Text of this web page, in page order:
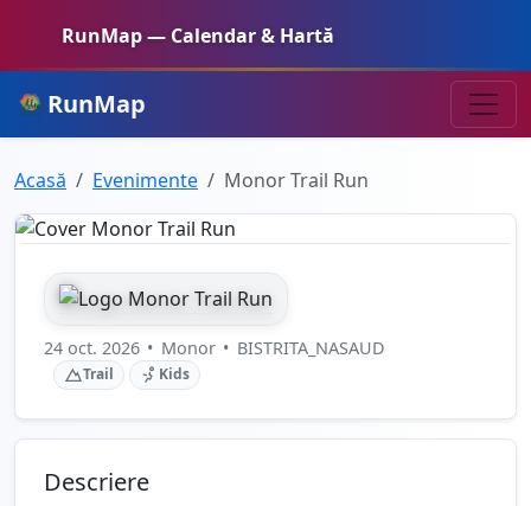
RunMap — Calendar & Hartă
RunMap
Acasă Evenimente Monor Trail Run
24 oct. 2026 • Monor • BISTRITA_NASAUD
Trail Kids
Descriere